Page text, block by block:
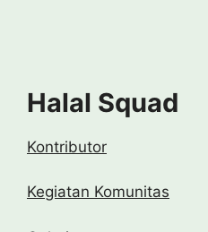
Halal Squad
Kontributor
Kegiatan Komunitas